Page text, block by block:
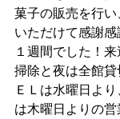
菓子の販売を行
いただけて感謝感
１週間でした！
掃除と夜は全館
ＥＬは水曜日よ
は木曜日よりの営